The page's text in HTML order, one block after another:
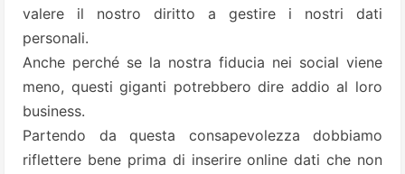
valere il nostro diritto a gestire i nostri dati
personali.
Anche perché se la nostra fiducia nei social viene
meno, questi giganti potrebbero dire addio al loro
business.
Partendo da questa consapevolezza dobbiamo
riflettere bene prima di inserire online dati che non